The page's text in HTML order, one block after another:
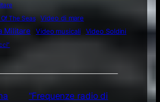
The Seas
Video di mare
Militare Video musicali
Video Soldini
“Frequenze radio di